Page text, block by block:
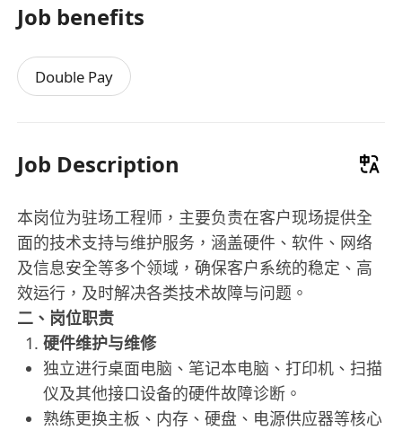
Job benefits
Double Pay
Job Description
本岗位为驻场工程师，主要负责在客户现场提供全
面的技术支持与维护服务，涵盖硬件、软件、网络
及信息安全等多个领域，确保客户系统的稳定、高
效运行，及时解决各类技术故障与问题。
二、岗位职责
硬件维护与维修
独立进行桌面电脑、笔记本电脑、打印机、扫描
仪及其他接口设备的硬件故障诊断。
熟练更换主板、内存、硬盘、电源供应器等核心